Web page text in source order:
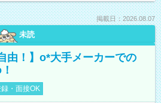
掲載日：2026.08.07
未読
由！】o*大手メーカーでの
・面接OK